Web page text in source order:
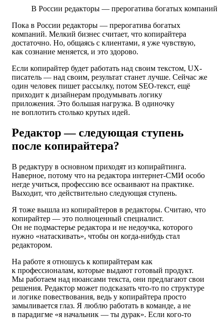
В России редакторы — прерогатива богатых компаний
Пока в России редакторы — прерогатива богатых
компаний. Мелкий бизнес считает, что копирайтера
достаточно. Но, общаясь с клиентами, я уже чувствую,
как сознание меняется, и это здорово.
Если копирайтер будет работать над своим текстом, UX-
писатель — над своим, результат станет лучше. Сейчас же
один человек пишет рассылку, потом SEO-текст, ещё
приходит к дизайнерам продумывать логику
приложения. Это большая нагрузка. В одиночку
не воплотить столько крутых идей.
Редактор — следующая ступень
после копирайтера?
В редактуру в основном приходят из копирайтинга.
Наверное, потому что на редактора интернет-СМИ особо
негде учиться, профессию все осваивают на практике.
Выходит, что действительно следующая ступень.
Я тоже вышла из копирайтеров в редакторы. Считаю, что
копирайтер — это полноценный специалист.
Он не подмастерье редактора и не недоучка, которого
нужно «натаскивать», чтобы он когда-нибудь стал
редактором.
На работе я отношусь к копирайтерам как
к профессионалам, которые выдают готовый продукт.
Мы работаем над нюансами текста, они предлагают свои
решения. Редактор может подсказать что-то по структуре
и логике повествования, ведь у копирайтера просто
замыливается глаз. Я люблю работать в команде, а не
в парадигме «я начальник — ты дурак». Если кого-то